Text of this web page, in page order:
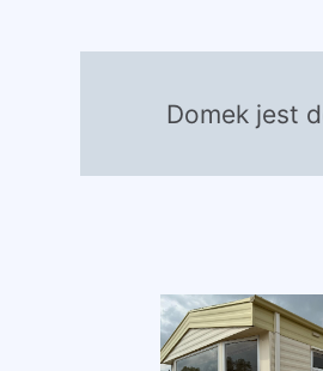
Domek jest